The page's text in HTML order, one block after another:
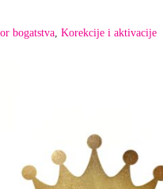
bogatstva, Korekcije i aktivacije